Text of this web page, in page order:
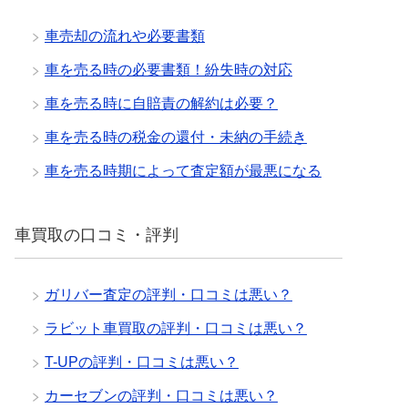
車売却の流れや必要書類
車を売る時の必要書類！紛失時の対応
車を売る時に自賠責の解約は必要？
車を売る時の税金の還付・未納の手続き
車を売る時期によって査定額が最悪になる
車買取の口コミ・評判
ガリバー査定の評判・口コミは悪い？
ラビット車買取の評判・口コミは悪い？
T-UPの評判・口コミは悪い？
カーセブンの評判・口コミは悪い？